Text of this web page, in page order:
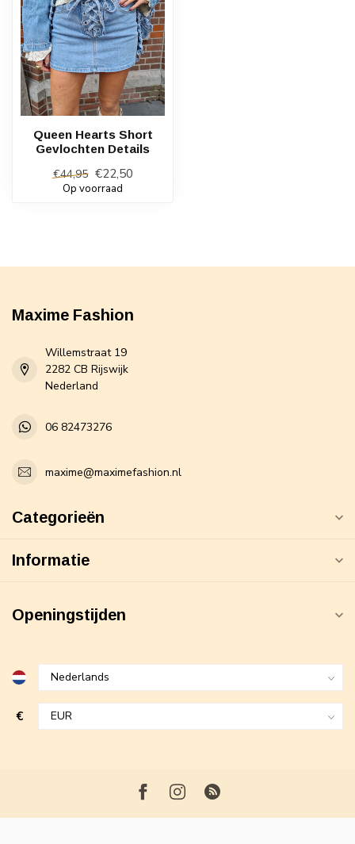
Queen Hearts Short
Gevlochten Details
€44,95 €22,50
Op voorraad
Maxime Fashion
Willemstraat 19
2282 CB Rijswijk
Nederland
06 82473276
maxime@maximefashion.nl
Categorieën
Informatie
Openingstijden
€